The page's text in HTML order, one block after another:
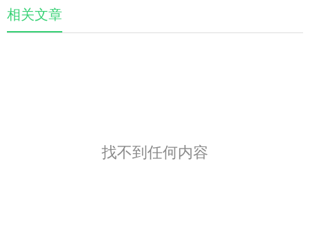
相关文章
找不到任何内容